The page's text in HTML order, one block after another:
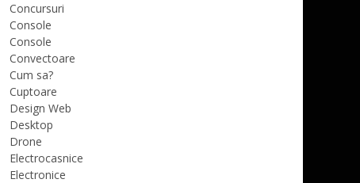
Concursuri
Console
Console
Convectoare
Cum sa?
Cuptoare
Design Web
Desktop
Drone
Electrocasnice
Electronice